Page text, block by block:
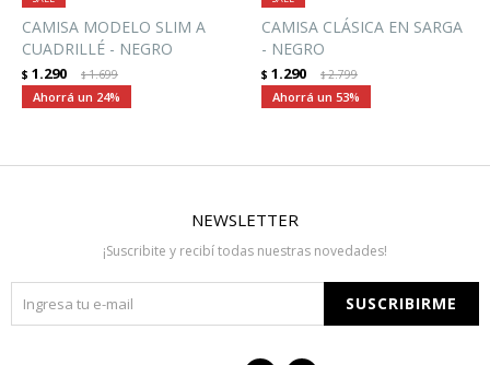
CAMISA MODELO SLIM A
CUADRILLÉ - NEGRO
$ 1.290 $1.699
24
CAMISA CLÁSICA EN SARGA
- NEGRO
$ 1.290 $2.799
53
NEWSLETTER
¡Suscribite y recibí todas nuestras novedades!
SUSCRIBIRME